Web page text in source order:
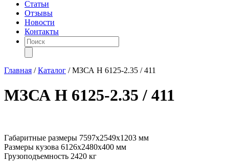
Статьи
Отзывы
Новости
Контакты
Поиск
товаров
Главная /Каталог /МЗСА H 6125-2.35 / 411
МЗСА H 6125-2.35 / 411
Габаритные размеры 7597х2549х1203 мм
Размеры кузова 6126х2480х400 мм
Грузоподъемность 2420 кг